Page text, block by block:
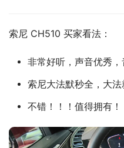
索尼 CH510 买家看法：
非常好听，声音优秀
索尼大法默秒全，大
不错！！！值得拥有！